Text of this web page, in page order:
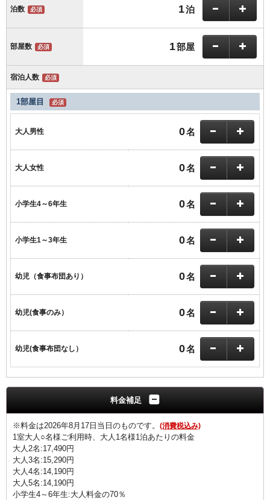
泊数 必須 1泊
部屋数 必須 1部屋
宿泊人数 必須
1部屋目 必須
大人男性 0名
大人女性 0名
小学生4～6年生 0名
小学生1～3年生 0名
幼児（食事布団あり） 0名
幼児(食事のみ） 0名
幼児(食事布団なし） 0名
料金補足
※料金は2026年8月17日当日のものです。 (消費税込み)
1室大人○名様ご利用時、大人1名様1泊あたりの料金
大人2名:17,490円
大人3名:15,290円
大人4名:14,190円
大人5名:14,190円
小学生4～6年生:大人料金の70％